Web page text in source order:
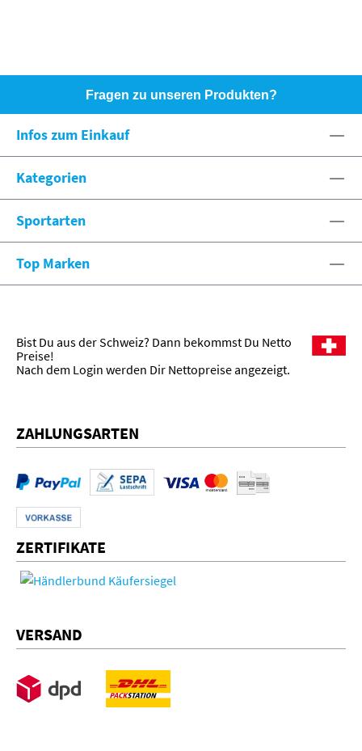
Fragen zu unseren Produkten?
eshop@spexx.org
Infos zum Einkauf
Kategorien
Sportarten
Top Marken
Bist Du aus der Schweiz? Dann bekommst Du Netto
Preise!
Nach dem Login werden Dir Nettopreise angezeigt.
ZAHLUNGSARTEN
ZERTIFIKATE
VERSAND